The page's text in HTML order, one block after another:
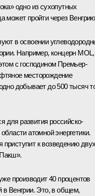
одно из сухопутных
может пройти через
в освоении
Например, концерн MOL,
с господином Премьер-
месторождение
добывает до 500 тысяч
для развития российско-
атомной энергетики.
к возведению
производит 40 процентов
в Венгрии. Это, в общем,